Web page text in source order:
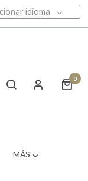
idioma
0
MÁS